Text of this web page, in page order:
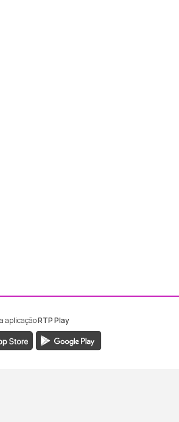
Madeira
aplicaçãoRTP Play